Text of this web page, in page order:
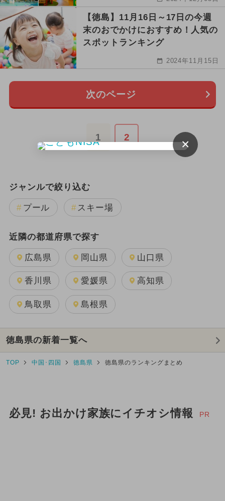
【徳島】11月16日～17日の今週
末のおでかけにおすすめ！人気の
スポットランキング
2024年11月15日
次のページ
1 2
ジャンルで絞り込む
プール スキー場
近隣の都道府県で探す
広島県 岡山県 山口県
香川県 愛媛県 高知県
鳥取県 島根県
徳島県の新着一覧へ
TOP 中国･四国 徳島県 徳島県のランキングまとめ
必見! お出かけ家族にイチオシ情報 PR
×